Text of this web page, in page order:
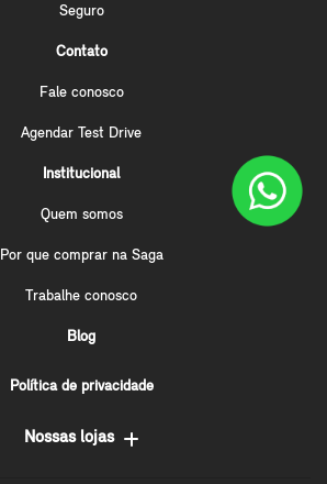
Seguro
Contato
Fale conosco
Agendar Test Drive
Institucional
Quem somos
Por que comprar na Saga
Trabalhe conosco
Blog
Política de privacidade
Nossas lojas